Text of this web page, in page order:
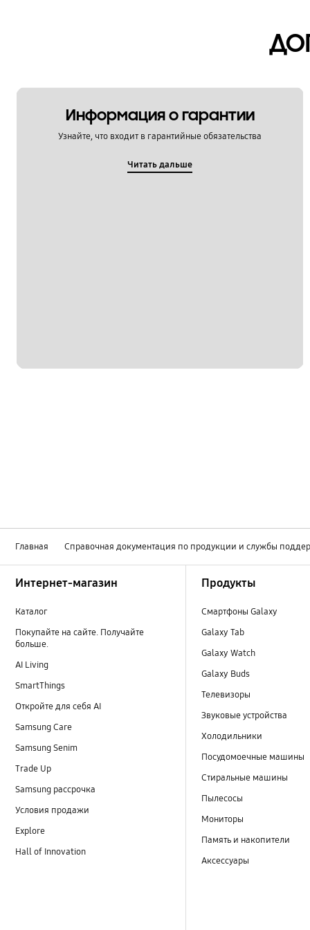
Информация о гарантии
Узнайте, что входит в гарантийные обязательства
Читать дальше
Главная Справочная документация по продукции и службы
Интернет-магазин
Каталог
Покупайте на сайте. Получайте
больше.
AI Living
SmartThings
Откройте для себя AI
Samsung Care
Samsung Senim
Trade Up
Samsung рассрочка
Условия продажи
Explore
Hall of Innovation
Продукты
Смартфоны Galaxy
Galaxy Tab
Galaxy Watch
Galaxy Buds
Телевизоры
Звуковые устройства
Холодильники
Посудомоечные машины
Стиральные машины
Пылесосы
Мониторы
Память и накопители
Аксессуары